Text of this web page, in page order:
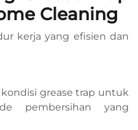
Cleaning
kerja yang efisien dan
grease trap untuk
pembersihan yang